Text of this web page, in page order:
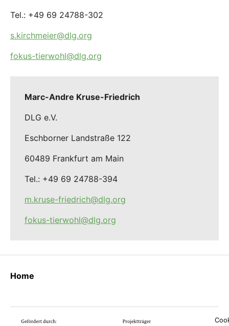
Tel.: +49 69 24788-302
s.kirchmeier@dlg.org
fokus-tierwohl@dlg.org
Marc-Andre Kruse-Friedrich
DLG e.V.
Eschborner Landstraße 122
60489 Frankfurt am Main
Tel.: +49 69 24788-394
m.kruse-friedrich@dlg.org
fokus-tierwohl@dlg.org
Home